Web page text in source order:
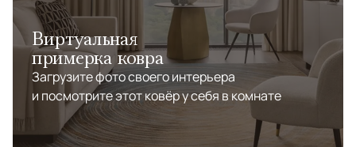
Виртуальная
примерка ковра
Загрузите фото своего интерьера
и посмотрите этот ковёр у себя в комнате